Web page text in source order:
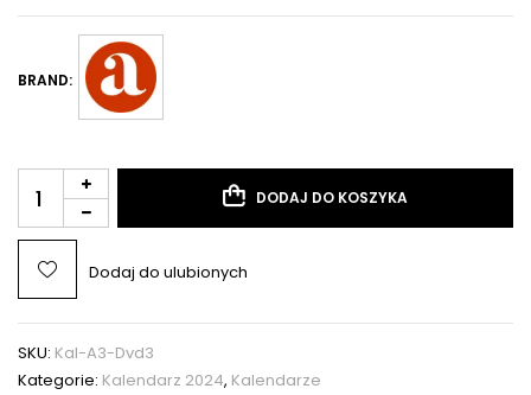
BRAND:
DODAJ DO KOSZYKA
Dodaj do ulubionych
SKU: Kal-A3-Dvd3
Kategorie: Kalendarz 2024, Kalendarze